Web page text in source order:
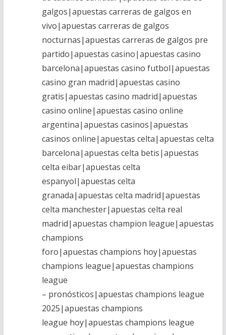
galgos|apuestas carreras de galgos en
vivo|apuestas carreras de galgos
nocturnas|apuestas carreras de galgos pre
partido|apuestas casino|apuestas casino
barcelona|apuestas casino futbol|apuestas
casino gran madrid|apuestas casino
gratis|apuestas casino madrid|apuestas
casino online|apuestas casino online
argentina|apuestas casinos|apuestas
casinos online|apuestas celta|apuestas celta
barcelona|apuestas celta betis|apuestas
celta eibar|apuestas celta
espanyol|apuestas celta
granada|apuestas celta madrid|apuestas
celta manchester|apuestas celta real
madrid|apuestas champion league|apuestas
champions
foro|apuestas champions hoy|apuestas
champions league|apuestas champions
league
– pronósticos|apuestas champions league
2025|apuestas champions
league hoy|apuestas champions league